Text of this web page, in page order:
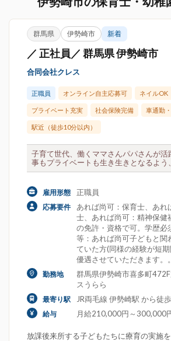
群馬県 伊勢崎市 新着
／ 正社員／ 群馬県 伊勢崎市
合同会社クレス
正職員 オンライン自主応募可 ネイルOK
プライベート充実 社会保険完備 車通勤
駅近（徒歩10分以内）
子育て世代、働くママさんパパさんが活
事もプライベートも生き生きとなるよう
雇用形態 正職員
応募要件
あれば尚可：保育士、あれ
士、あれば尚可：精神保健
の免許・資格で可。学歴必
等：あれば尚可子どもと関
ていた方(同様の経験が短期
優遇させていただきます。。
勤務地
群馬県伊勢崎市喜多町
スうらら
最寄り駅 JR両毛線 伊勢崎駅 から徒
給与 月給210,000円～300,000
放課後来所する子どもたちに療育の実施